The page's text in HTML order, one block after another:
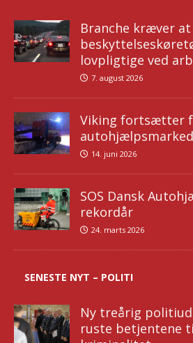
Branche kræver at
lovpligtige ved
7. august 2026
Viking fortsætter
14. juni 2026
SOS Dansk
rekordår
24. marts 2026
SENESTE NYT – POLITI
Ny treårig
ruste betjentene